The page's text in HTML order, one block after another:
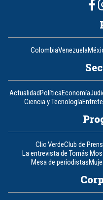
ColombiaVenezuela
ActualidadPolíticaEconomía
Ciencia y Tecnología
Clic VerdeClub de
La entrevista de Tomás
Mesa de periodistas